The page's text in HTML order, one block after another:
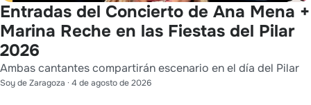
Entradas del Concierto de Ana Mena +
Marina Reche en las Fiestas del Pilar
2026
Ambas cantantes compartirán escenario en el día del Pilar
Soy de Zaragoza · 4 de agosto de 2026